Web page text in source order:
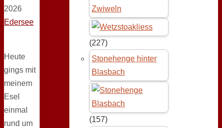
2026
Edersee
Heute
gings mit
meinem
Esel
einmal
rund um
Zwiweln
(227)
Stonehenge hinter
Blasbach
(157)